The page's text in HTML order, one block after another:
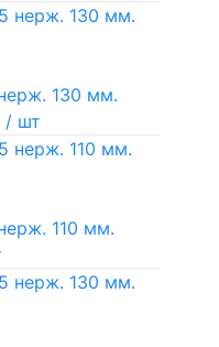
130 мм.
/ шт
110 мм.